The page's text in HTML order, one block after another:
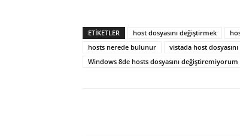
ETIKETLER host dosyasını değiştirmek
hosts nerede bulunur
vistada host
Windows 8de hosts dosyasını değiştiremiyorum